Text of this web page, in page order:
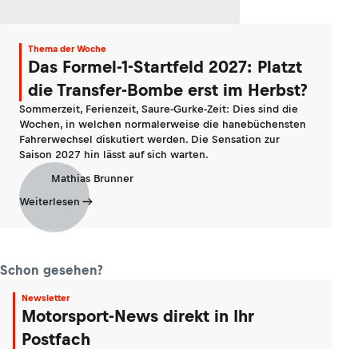
Thema der Woche
Das Formel-1-Startfeld 2027: Platzt
die Transfer-Bombe erst im Herbst?
Sommerzeit, Ferienzeit, Saure-Gurke-Zeit: Dies sind die
Wochen, in welchen normalerweise die hanebüchensten
Fahrerwechsel diskutiert werden. Die Sensation zur
Saison 2027 hin lässt auf sich warten.
Mathias Brunner
Weiterlesen
Schon gesehen?
Newsletter
Motorsport-News direkt in Ihr
Postfach